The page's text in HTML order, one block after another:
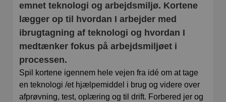
emnet teknologi og arbejdsmiljø. Kortene
lægger op til hvordan I arbejder med
ibrugtagning af teknologi og hvordan I
medtænker fokus på arbejdsmiljøet i
processen.
Spil kortene igennem hele vejen fra idé om at tage
en teknologi /et hjælpemiddel i brug og videre over
afprøvning, test, oplæring og til drift. Forbered jer og